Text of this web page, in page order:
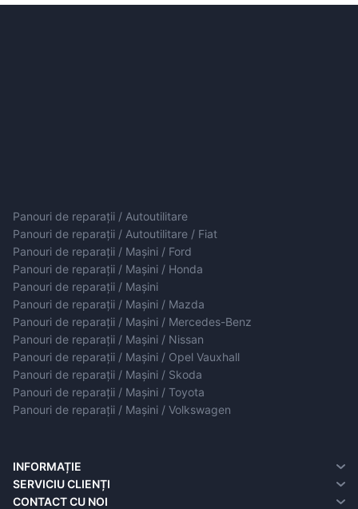
Panouri de reparații / Autoutilitare
Panouri de reparații / Autoutilitare / Fiat
Panouri de reparații / Mașini / Ford
Panouri de reparații / Mașini / Honda
Panouri de reparații / Mașini
Panouri de reparații / Mașini / Mazda
Panouri de reparații / Mașini / Mercedes-Benz
Panouri de reparații / Mașini / Nissan
Panouri de reparații / Mașini / Opel Vauxhall
Panouri de reparații / Mașini / Skoda
Panouri de reparații / Mașini / Toyota
Panouri de reparații / Mașini / Volkswagen
INFORMAȚIE
Despre noi
Informații de livrare
SERVICIU CLIENȚI
contact cu noi
CONTACT CU NOI